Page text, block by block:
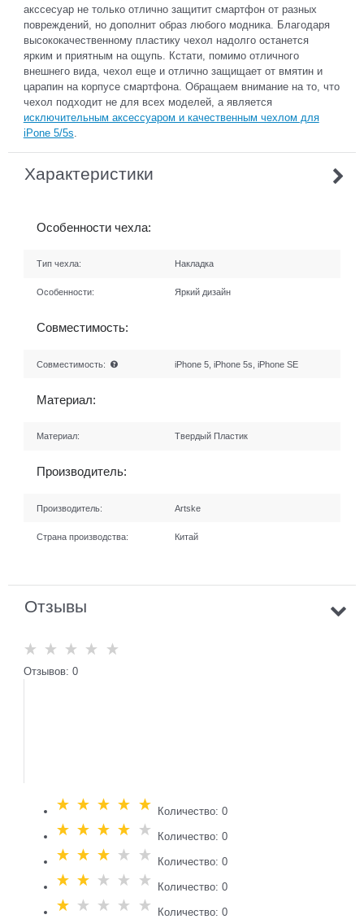
акссесуар не только отлично защитит смартфон от разных
повреждений, но дополнит образ любого модника. Благодаря
высококачественному пластику чехол надолго останется
ярким и приятным на ощупь. Кстати, помимо отличного
внешнего вида, чехол еще и отлично защищает от вмятин и
царапин на корпусе смартфона. Обращаем внимание на то, что
чехол подходит не для всех моделей, а является
исключительным аксессуаром и качественным чехлом для
iPone 5/5s
Характеристики
Особенности чехла:
Тип чехла: Накладка
Особенности: Яркий дизайн
Совместимость:
Совместимость: iPhone 5, iPhone 5s, iPhone SE
Материал:
Материал: Твердый Пластик
Производитель:
Производитель: Artske
Страна производства: Китай
Отзывы
Отзывов: 0
Количество: 0
Количество: 0
Количество: 0
Количество: 0
Количество: 0